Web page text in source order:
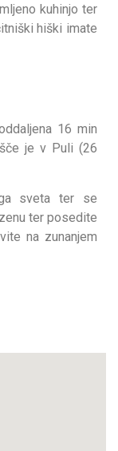
kuhinjo ter
hiški imate
16 min
je v Puli (26
sveta ter se
ter posedite
na zunanjem